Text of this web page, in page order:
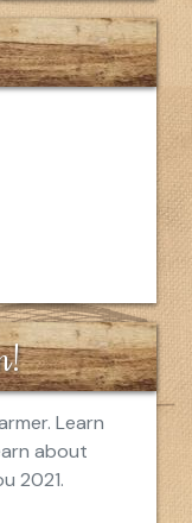
Learn
about
2021.